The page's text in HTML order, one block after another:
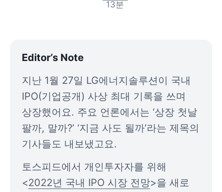
13분
Editor’s Note
지난 1월 27일 LG에너지솔루션이 국내
IPO(기업공개) 사상 최대 기록을 쓰며
상장했어요. 주요 언론에서는 ‘상장 첫날
팔까, 말까?’ ‘지금 사도 될까’라는 제목의
기사들도 내보냈고요.
토스피드에서 개인투자자를 위해
<2022년 국내 IPO 시장 전망>을 새로